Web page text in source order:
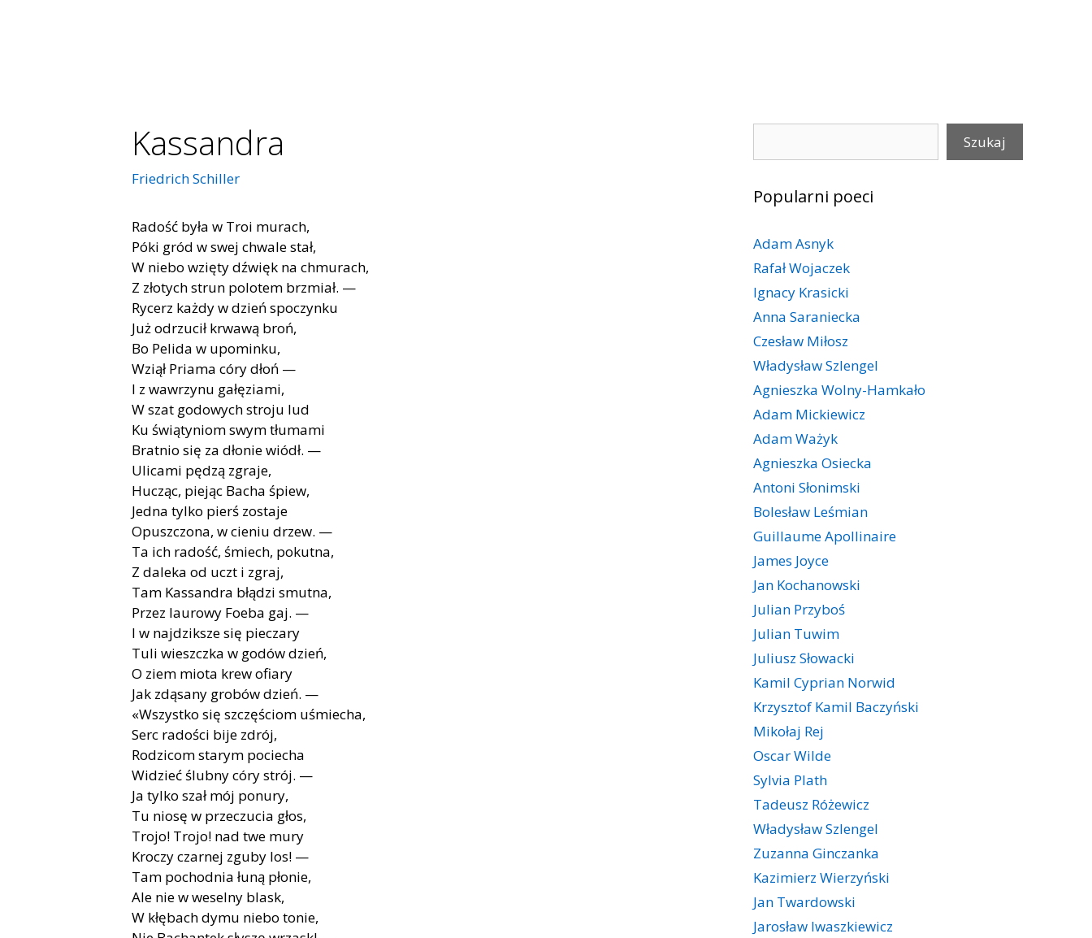
Kassandra
Friedrich Schiller
Radość była w Troi murach,
Póki gród w swej chwale stał,
W niebo wzięty dźwięk na chmurach,
Z złotych strun polotem brzmiał. —
Rycerz każdy w dzień spoczynku
Już odrzucił krwawą broń,
Bo Pelida w upominku,
Wziął Priama córy dłoń —
I z wawrzynu gałęziami,
W szat godowych stroju lud
Ku świątyniom swym tłumami
Bratnio się za dłonie wiódł. —
Ulicami pędzą zgraje,
Hucząc, piejąc Bacha śpiew,
Jedna tylko pierś zostaje
Opuszczona, w cieniu drzew. —
Ta ich radość, śmiech, pokutna,
Z daleka od uczt i zgraj,
Tam Kassandra błądzi smutna,
Przez laurowy Foeba gaj. —
I w najdziksze się pieczary
Tuli wieszczka w godów dzień,
O ziem miota krew ofiary
Jak zdąsany grobów dzień. —
«Wszystko się szczęściom uśmiecha,
Serc radości bije zdrój,
Rodzicom starym pociecha
Widzieć ślubny córy strój. —
Ja tylko szał mój ponury,
Tu niosę w przeczucia głos,
Trojo! Trojo! nad twe mury
Kroczy czarnej zguby los! —
Tam pochodnia łuną płonie,
Ale nie w weselny blask,
W kłębach dymu niebo tonie,
Szukaj
Popularni poeci
Adam Asnyk
Rafał Wojaczek
Ignacy Krasicki
Anna Saraniecka
Czesław Miłosz
Władysław Szlengel
Agnieszka Wolny-Hamkało
Adam Mickiewicz
Adam Ważyk
Agnieszka Osiecka
Antoni Słonimski
Bolesław Leśmian
Guillaume Apollinaire
James Joyce
Jan Kochanowski
Julian Przyboś
Julian Tuwim
Juliusz Słowacki
Kamil Cyprian Norwid
Krzysztof Kamil Baczyński
Mikołaj Rej
Oscar Wilde
Sylvia Plath
Tadeusz Różewicz
Władysław Szlengel
Zuzanna Ginczanka
Kazimierz Wierzyński
Jan Twardowski
Jarosław Iwaszkiewicz